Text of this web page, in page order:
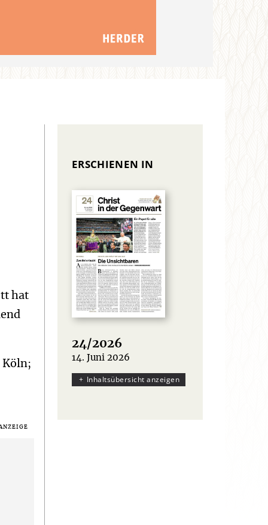
hat
Köln;
ERSCHIENEN IN
24/2026
:
14. Juni 2026
Inhaltsübersicht anzeigen